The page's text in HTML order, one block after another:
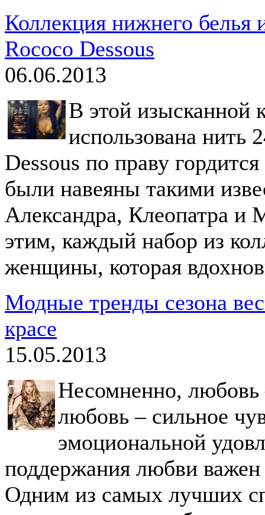
Коллекция нижнего белья
Rococo Dessous
06.06.2013
В этой изысканной
использована нить
Dessous по праву
были навеяны такими
Александра, Клеопатра и
этим, каждый набор из
женщины, которая
Модные тренды сезона
красе
15.05.2013
Несомненно, любовь
любовь – сильное
эмоциональной
поддержания любви важен
Одним из самых лучших